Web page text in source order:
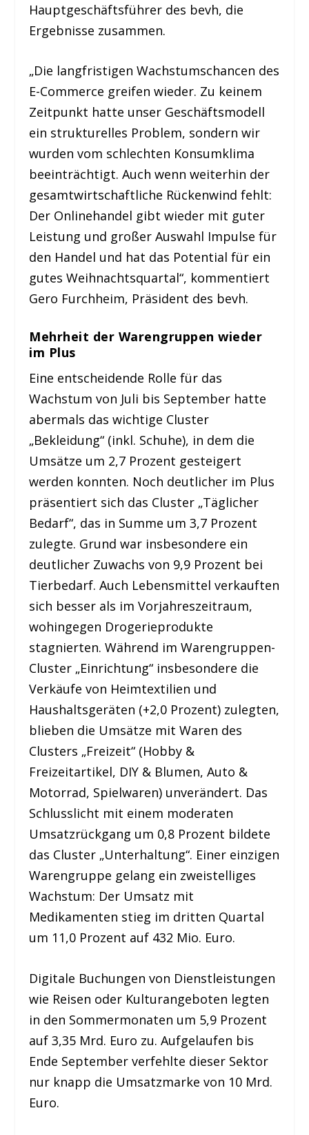
Hauptgeschäftsführer des bevh, die
Ergebnisse zusammen.
„Die langfristigen Wachstumschancen des
E-Commerce greifen wieder. Zu keinem
Zeitpunkt hatte unser Geschäftsmodell
ein strukturelles Problem, sondern wir
wurden vom schlechten Konsumklima
beeinträchtigt. Auch wenn weiterhin der
gesamtwirtschaftliche Rückenwind fehlt:
Der Onlinehandel gibt wieder mit guter
Leistung und großer Auswahl Impulse für
den Handel und hat das Potential für ein
gutes Weihnachtsquartal“, kommentiert
Gero Furchheim, Präsident des bevh.
Mehrheit der Warengruppen wieder
im Plus
Eine entscheidende Rolle für das
Wachstum von Juli bis September hatte
abermals das wichtige Cluster
„Bekleidung“ (inkl. Schuhe), in dem die
Umsätze um 2,7 Prozent gesteigert
werden konnten. Noch deutlicher im Plus
präsentiert sich das Cluster „Täglicher
Bedarf“, das in Summe um 3,7 Prozent
zulegte. Grund war insbesondere ein
deutlicher Zuwachs von 9,9 Prozent bei
Tierbedarf. Auch Lebensmittel verkauften
sich besser als im Vorjahreszeitraum,
wohingegen Drogerieprodukte
stagnierten. Während im Warengruppen-
Cluster „Einrichtung“ insbesondere die
Verkäufe von Heimtextilien und
Haushaltsgeräten (+2,0 Prozent) zulegten,
blieben die Umsätze mit Waren des
Clusters „Freizeit“ (Hobby &
Freizeitartikel, DIY & Blumen, Auto &
Motorrad, Spielwaren) unverändert. Das
Schlusslicht mit einem moderaten
Umsatzrückgang um 0,8 Prozent bildete
das Cluster „Unterhaltung“. Einer einzigen
Warengruppe gelang ein zweistelliges
Wachstum: Der Umsatz mit
Medikamenten stieg im dritten Quartal
um 11,0 Prozent auf 432 Mio. Euro.
Digitale Buchungen von Dienstleistungen
wie Reisen oder Kulturangeboten legten
in den Sommermonaten um 5,9 Prozent
auf 3,35 Mrd. Euro zu. Aufgelaufen bis
Ende September verfehlte dieser Sektor
nur knapp die Umsatzmarke von 10 Mrd.
Euro.